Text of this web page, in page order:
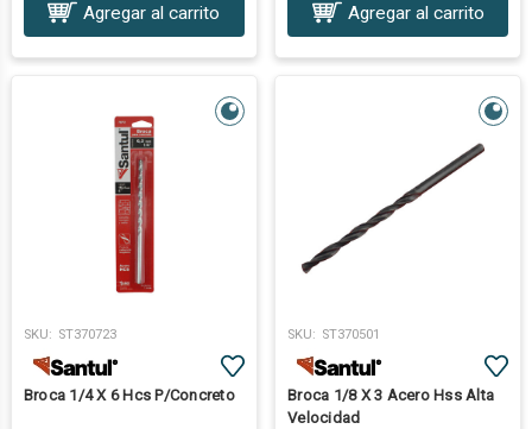
Agregar al carrito
Agregar al carrito
SKU: ST370723
Broca 1/4 X 6 Hcs P/Concreto
SKU: ST370501
Broca 1/8 X 3 Acero Hss Alta
Velocidad